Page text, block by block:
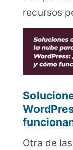
recursos
Otra de